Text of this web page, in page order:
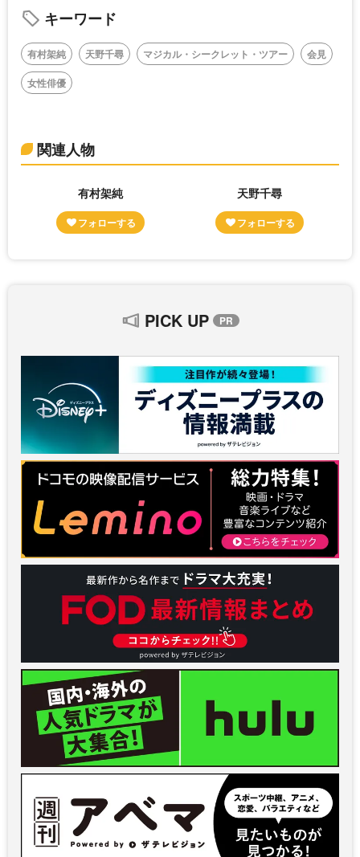
キーワード
有村架純 天野千尋 マジカル・シークレット・ツアー
会見
女性俳優
関連人物
有村架純 天野千尋
PICK UP